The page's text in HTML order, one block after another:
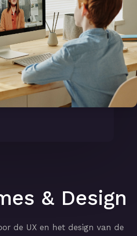
& Design
de UX en het design van de